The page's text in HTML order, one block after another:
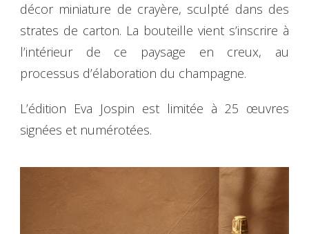
décor miniature de crayère, sculpté dans des
strates de carton. La bouteille vient s’inscrire à
l’intérieur de ce paysage en creux, au
processus d’élaboration du champagne.
L’édition Eva Jospin est limitée à 25 œuvres
signées et numérotées.